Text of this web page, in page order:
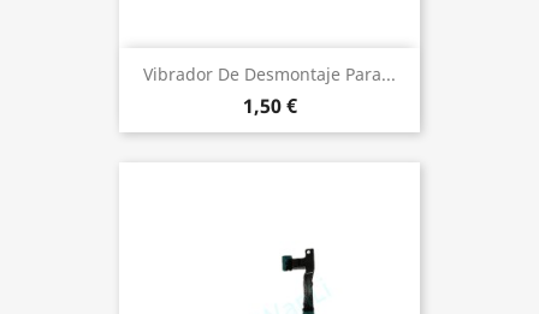
Vibrador De Desmontaje Para...
1,50 €